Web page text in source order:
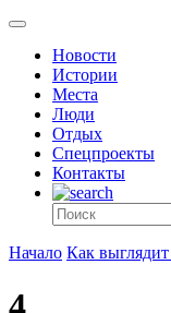
Новости
Истории
Места
Люди
Отдых
Спецпроекты
Контакты
Начало Как